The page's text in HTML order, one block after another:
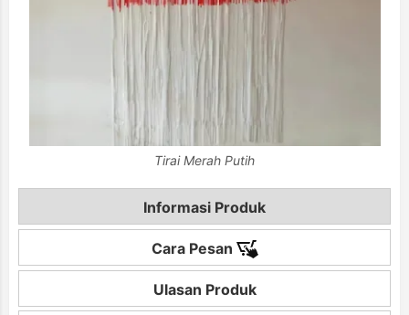
Tirai Merah Putih
Informasi Produk
Cara Pesan
Ulasan Produk